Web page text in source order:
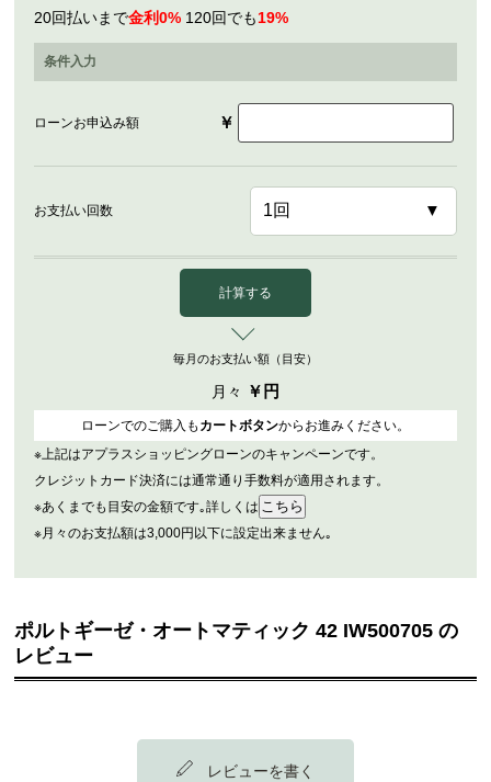
20回払いまで金利0% 120回でも19%
条件入力
ローンお申込み額 ￥
お支払い回数
計算する
毎月のお支払い額（目安）
月々 ￥ 円
ローンでのご購入も カートボタンからお進みください。
※上記はアプラスショッピングローンのキャンペーンです。
クレジットカード決済には通常通り手数料が適用されます。
※あくまでも目安の金額です｡詳しくは
※月々のお支払額は3,000円以下に設定出来ません｡
ポルトギーゼ・オートマティック 42 IW500705 の
レビュー
レビューを書く